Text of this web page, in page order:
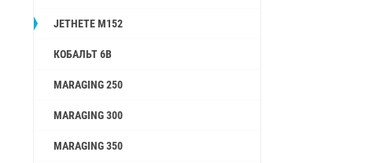
JETHETE M152
КОБАЛЬТ 6B
MARAGING 250
MARAGING 300
MARAGING 350